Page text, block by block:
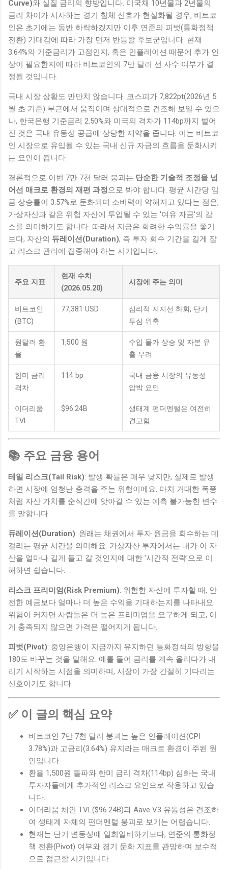
Curve)와 실질 금리의 향방입니다. 미국채 10년물과 2년물의
금리 차이가 시사하는 경기 침체 신호가 현실화될 경우, 비트코
인은 초기에는 동반 하락하겠지만 이후 연준의 피벗(통화정책
전환) 기대감에 따라 가장 먼저 반등할 후보군입니다. 현재
3.64%의 기준금리가 고점인지, 혹은 인플레이션 때문에 추가 인
상이 필요한지에 따라 비트코인의 7만 달러 선 사수 여부가 결
정될 것입니다.
국내 시장 상황도 만만치 않습니다. 코스피가 7,822pt(2026년 5
월 초 기준) 부근에서 움직이며 상대적으로 견조해 보일 수 있으
나, 한국은행 기준금리 2.50%와 미국의 격차가 114bp까지 벌어
진 것은 국내 유동성 공급에 상당한 제약을 줍니다. 이는 비트코
인 시장으로 유입될 수 있는 국내 신규 자금의 흐름을 둔화시키
는 요인이 됩니다.
결론적으로 이번 7만 7천 달러 붕괴는 단순한 기술적 조정을 넘
어선 매크로 환경의 재편 과정으로 봐야 합니다. 평균 시간당 임
금 상승률이 3.57%로 둔화되며 소비력이 약해지고 있다는 점은,
가상자산과 같은 위험 자산에 투입될 수 있는 '여유 자금'의 감
소를 의미하기도 합니다. 따라서 지금은 화려한 수익률을 쫓기
보다, 자산의 듀레이션(Duration), 즉 투자 회수 기간을 길게 잡
고 리스크 관리에 집중해야 하는 시기입니다.
주요 지표
현재 수치
(2026.05.20)
시장에 주는 의미
비트코인
(BTC)
77,381 USD
심리적 지지선 하회, 단기
투심 위축
원달러 환
율
1,500 원
수입 물가 상승 및 자본 유
출 우려
한미 금리
격차
114 bp
국내 금융 시장의 유동성
압박 요인
이더리움
TVL
$96.24B
생태계 펀더멘털은 여전히
견고함
📚 주요 금융 용어
테일 리스크(Tail Risk): 발생 확률은 매우 낮지만, 실제로 발생
하면 시장에 엄청난 충격을 주는 위험이에요. 마치 거대한 폭풍
처럼 자산 가치를 순식간에 앗아갈 수 있는 예측 불가능한 변수
를 말합니다.
듀레이션(Duration): 원래는 채권에서 투자 원금을 회수하는 데
걸리는 평균 시간을 의미해요. 가상자산 투자에서는 내가 이 자
산을 얼마나 길게 들고 갈 것인지에 대한 '시간적 전략'으로 이
해하면 쉽습니다.
리스크 프리미엄(Risk Premium): 위험한 자산에 투자할 때, 안
전한 예금보다 얼마나 더 높은 수익을 기대하는지를 나타내요.
위험이 커지면 사람들은 더 높은 프리미엄을 요구하게 되고, 이
게 충족되지 않으면 가격은 떨어지게 됩니다.
피벗(Pivot): 중앙은행이 지금까지 유지하던 통화정책의 방향을
180도 바꾸는 것을 말해요. 예를 들어 금리를 계속 올리다가 내
리기 시작하는 시점을 의미하며, 시장이 가장 간절히 기다리는
신호이기도 합니다.
✅ 이 글의 핵심 요약
비트코인 7만 7천 달러 붕괴는 높은 인플레이션(CPI
3.78%)과 고금리(3.64%) 유지라는 매크로 환경이 주된 원
인입니다.
환율 1,500원 돌파와 한미 금리 격차(114bp) 심화는 국내
투자자들에게 추가적인 리스크 요인으로 작용하고 있습
니다.
이더리움 체인 TVL($96.24B)과 Aave V3 유동성은 견조하
여 생태계 자체의 펀더멘털 붕괴로 보기는 어렵습니다.
현재는 단기 변동성에 일희일비하기보다, 연준의 통화정
책 전환(Pivot) 여부와 경기 둔화 지표를 관망하며 보수적
으로 접근할 시기입니다.